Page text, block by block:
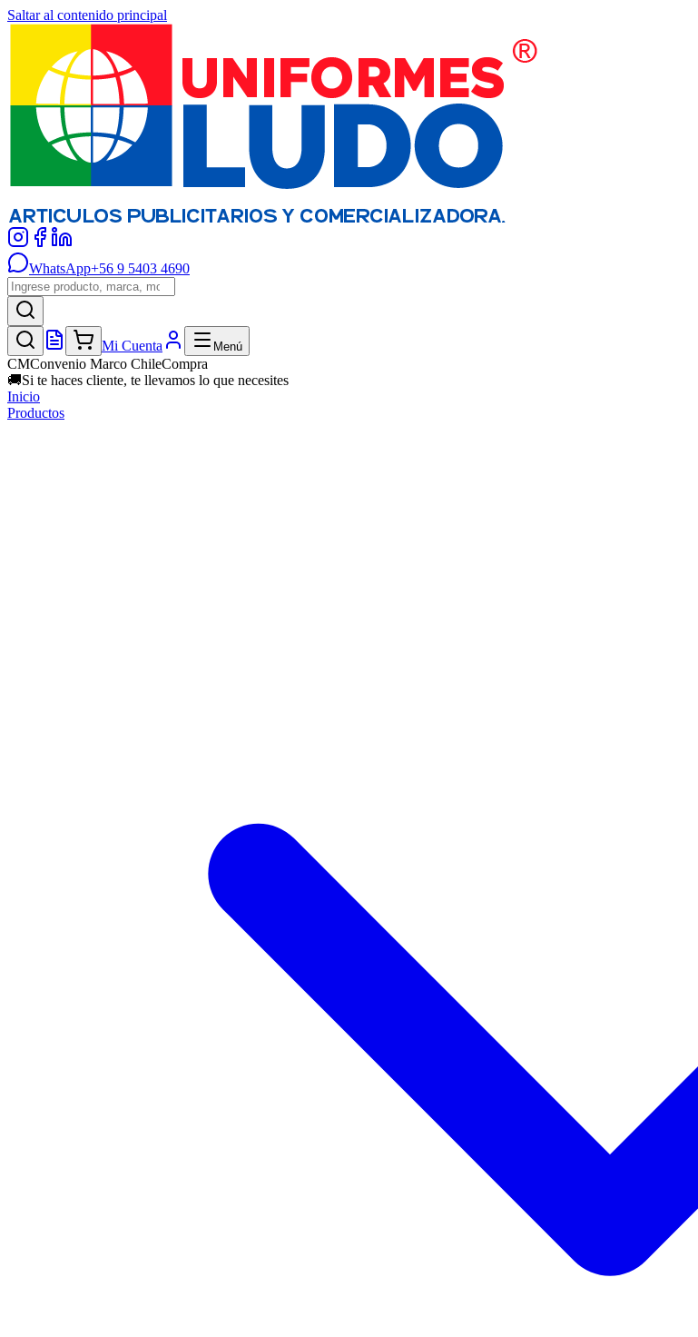
Saltar al contenido principal
WhatsApp+56 9 5403 4690
Mi Cuenta Menú
CMConvenio Marco ChileCompra
🚚Si te haces cliente, te llevamos lo que necesites
Inicio
Productos